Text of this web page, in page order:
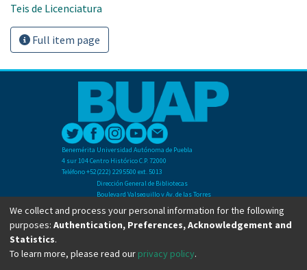
Teis de Licenciatura
Full item page
Benemérita Universidad Autónoma de Puebla
4 sur 104 Centro Histórico C.P. 72000
Teléfono +52(222) 2295500 ext. 5013
Dirección General de Bibliotecas
Boulevard Valsequillo y Av. de las Torres
Ciudad Universitaria. Col. San Manuel
C.P. 72570
Teléfono +52 (222) 2295500 Ext 2901
We collect and process your personal information for the following
purposes: Authentication, Preferences, Acknowledgement and
Statistics.
To learn more, please read our privacy policy.